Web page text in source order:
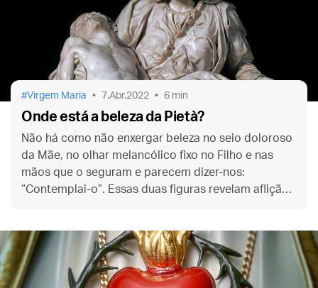
Virgem Maria 7.Abr.2022 6 min
Onde está a beleza da Pietà?
Não há como não enxergar beleza no seio doloroso
da Mãe, no olhar melancólico fixo no Filho e nas
mãos que o seguram e parecem dizer-nos:
“Contemplai-o”. Essas duas figuras revelam aflição